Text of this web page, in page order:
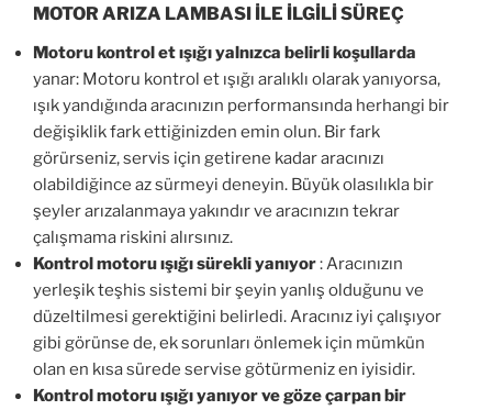
MOTOR ARIZA LAMBASI İLE İLGİLİ SÜREÇ
Motoru kontrol et ışığı yalnızca belirli koşullarda
yanar: Motoru kontrol et ışığı aralıklı olarak yanıyorsa,
ışık yandığında aracınızın performansında herhangi bir
değişiklik fark ettiğinizden emin olun. Bir fark
görürseniz, servis için getirene kadar aracınızı
olabildiğince az sürmeyi deneyin. Büyük olasılıkla bir
şeyler arızalanmaya yakındır ve aracınızın tekrar
çalışmama riskini alırsınız.
Kontrol motoru ışığı sürekli yanıyor: Aracınızın
yerleşik teşhis sistemi bir şeyin yanlış olduğunu ve
düzeltilmesi gerektiğini belirledi. Aracınız iyi çalışıyor
gibi görünse de, ek sorunları önlemek için mümkün
olan en kısa sürede servise götürmeniz en iyisidir.
Kontrol motoru ışığı yanıyor ve göze çarpan bir